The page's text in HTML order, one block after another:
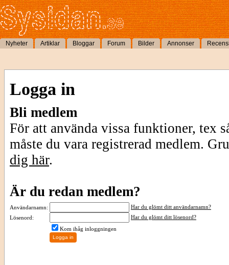
Nyheter Artiklar Bloggar Forum Bilder Annonser
Logga in
Bli medlem
För att använda vissa funktioner, tex
måste du vara registrerad medlem.
dig här.
Är du redan medlem?
Användarnamn:
Har du glömt ditt användarnamn?
Lösenord:
Har du glömt ditt lösenord?
Kom ihåg inloggningen